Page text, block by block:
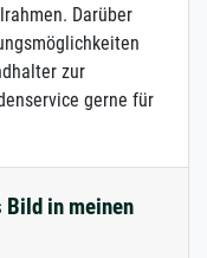
Darüber
zur
gerne für
Bild in meinen